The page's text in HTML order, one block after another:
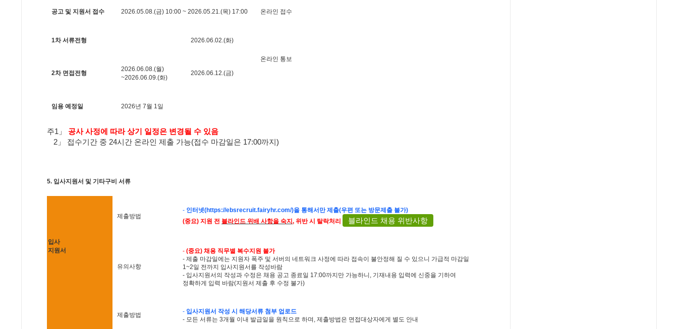
공고 및 지원서 접수 2026.05.08.(금) 10:00 ~ 2026.05.21.(목) 17:00 온라인 접수
1차 서류전형 2026.06.02.(화)
온라인 통보
2차 면접전형
2026.06.08.(월)
~2026.06.09.(화)
2026.06.12.(금)
임용 예정일 2026년 7월 1일
주1」 공사 사정에 따라 상기 일정은 변경될 수 있음
2」 접수기간 중 24시간 온라인 제출 가능(접수 마감일은 17:00까지)
5. 입사지원서 및 기타구비 서류
입사
지원서
제출방법
- 인터넷(https://ebsrecruit.fairyhr.com/)을 통해서만 제출(우편 또는 방문제출 불가)
(중요) 지원 전 블라인드 위배 사항을 숙지, 위반 시 탈락처리 블라인드 채용 위반사항
유의사항
- (중요) 채용 직무별 복수지원 불가
- 제출 마감일에는 지원자 폭주 및 서버의 네트워크 사정에 따라 접속이 불안정해 질 수 있으니 가급적 마감일
1~2일 전까지 입사지원서를 작성바람
- 입사지원서의 작성과 수정은 채용 공고 종료일 17:00까지만 가능하니, 기재내용 입력에 신중을 기하여
정확하게 입력 바람(지원서 제출 후 수정 불가)
제출방법 - 입사지원서 작성 시 해당서류 첨부 업로드
- 모든 서류는 3개월 이내 발급일을 원칙으로 하며, 제출방법은 면접대상자에게 별도 안내